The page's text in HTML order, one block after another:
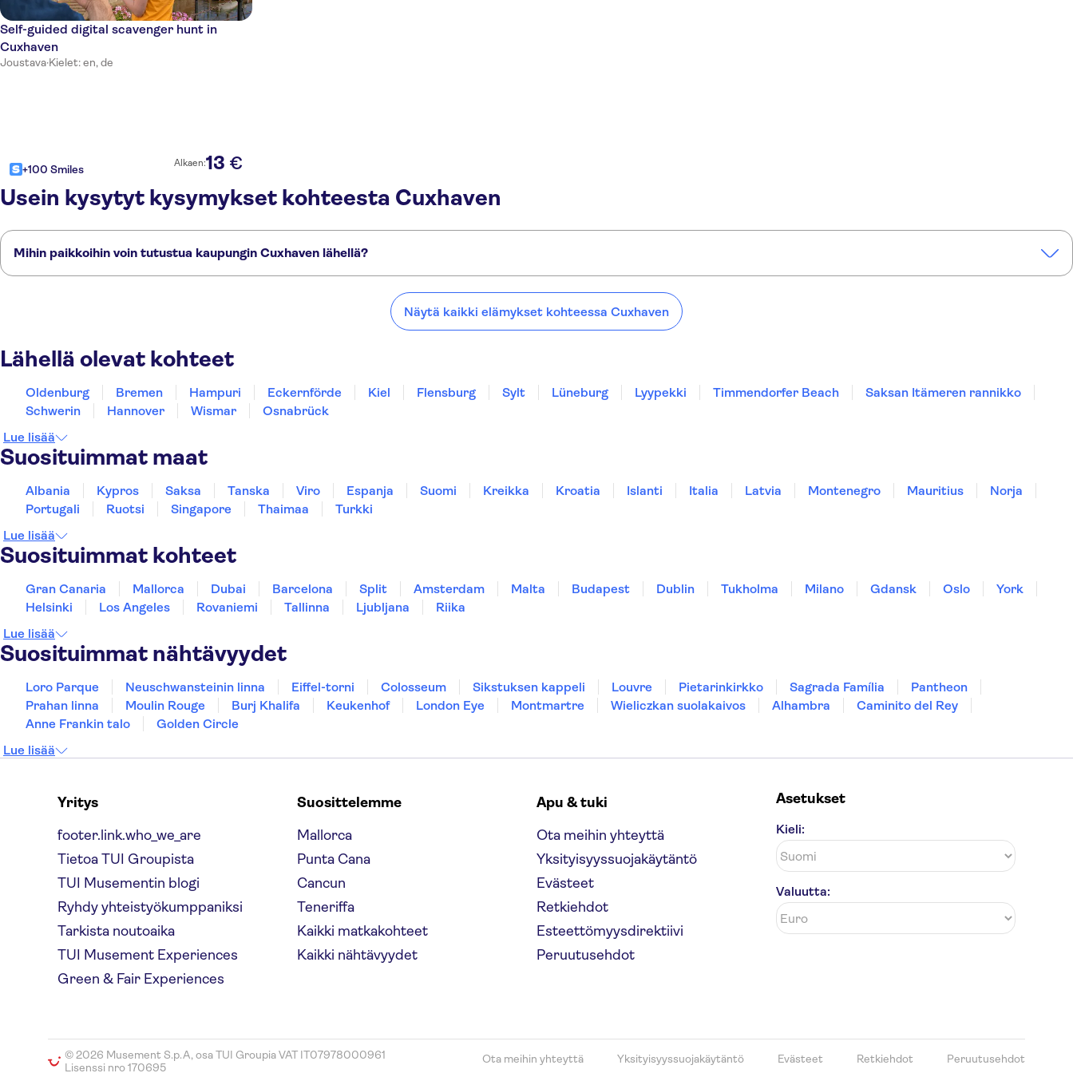
Self-guided digital scavenger hunt in
Cuxhaven
Joustava·Kielet: en, de
+100 Smiles Alkaen:13 €
Usein kysytyt kysymykset kohteesta Cuxhaven
Mihin paikkoihin voin tutustua kaupungin Cuxhaven lähellä?
Näytä kaikki elämykset kohteessa Cuxhaven
Lähellä olevat kohteet
Oldenburg Bremen Hampuri Eckernförde Kiel Flensburg Sylt Lüneburg Lyypekki Timmendorfer Beach
Saksan Itämeren rannikko
Schwerin
Hannover Wismar
Osnabrück
Lue lisää
Suosituimmat maat
Albania Kypros Saksa Tanska Viro Espanja Suomi Kreikka Kroatia Islanti Italia Latvia Montenegro Mauritius
Norja
Portugali
Ruotsi Singapore Thaimaa
Turkki
Lue lisää
Suosituimmat kohteet
Gran Canaria Mallorca Dubai Barcelona Split Amsterdam Malta Budapest Dublin Tukholma Milano Gdansk Oslo
York
Helsinki
Los Angeles Rovaniemi Tallinna Ljubljana
Riika
Lue lisää
Suosituimmat nähtävyydet
Loro Parque Neuschwansteinin linna Eiffel-torni Colosseum Sikstuksen kappeli Louvre Pietarinkirkko Sagrada Família
Pantheon
Prahan linna
Moulin Rouge Burj Khalifa Keukenhof London Eye Montmartre Wieliczkan suolakaivos Alhambra
Caminito del Rey
Anne Frankin talo
Golden Circle
Lue lisää
Yritys
footer.link.who_we_are
Tietoa TUI Groupista
TUI Musementin blogi
Ryhdy yhteistyökumppaniksi
Tarkista noutoaika
TUI Musement Experiences
Green & Fair Experiences
Suosittelemme
Mallorca
Punta Cana
Cancun
Teneriffa
Kaikki matkakohteet
Kaikki nähtävyydet
Apu & tuki
Ota meihin yhteyttä
Yksityisyyssuojakäytäntö
Evästeet
Retkiehdot
Esteettömyysdirektiivi
Peruutusehdot
Asetukset
Kieli:
Valuutta:
© 2026 Musement S.p.A, osa TUI Groupia VAT IT07978000961
Lisenssi nro 170695
Ota meihin yhteyttä Yksityisyyssuojakäytäntö Evästeet Retkiehdot Peruutusehdot